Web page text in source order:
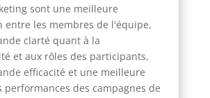
sont une meilleure
entre les membres de l'équipe,
clarté quant à la
et aux rôles des participants,
efficacité et une meilleure
performances des campagnes de